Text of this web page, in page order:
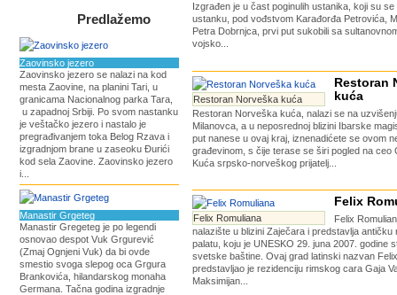
Predlažemo
Zaovinsko jezero
Zaovinsko jezero se nalazi na kod
mesta Zaovine, na planini Tari, u
granicama Nacionalnog parka Tara,
u zapadnoj Srbiji. Po svom nastanku
je veštačko jezero i nastalo je
pregrađivanjem toka Belog Rzava i
izgradnjom brane u zaseoku Đurići
kod sela Zaovine. Zaovinsko jezero
i...
Manastir Grgeteg
Manastir Gregeteg je po legendi
osnovao despot Vuk Grgurević
(Zmaj Ognjeni Vuk) da bi ovde
smestio svoga slepog oca Grgura
Brankovića, hilandarskog monaha
Germana. Tačna godina izgradnje
Izgrađen je u čast poginulih ustanika, koji su
ustanku, pod vođstvom Karađorđa Petrovića,
Petra Dobrnjca, prvi put sukobili sa
vojsko...
Restoran Norveška kuća
Restoran
kuća
Restoran Norveška kuća, nalazi se na
Milanovca, a u neposrednoj blizini Ibarske
put nanese u ovaj kraj, iznenadićete se ovom
građevinom, s čije terase se širi pogled na ceo
Kuća srpsko-norveškog prijatelj...
Felix Romuliana
Felix
Felix
nalazište u blizini Zaječara i predstavlja
palatu, koju je UNESKO 29. juna 2007. godine
svetske baštine. Ovaj grad latinski nazvan
predstavljao je rezidenciju rimskog cara Gaja
Maksimijan...